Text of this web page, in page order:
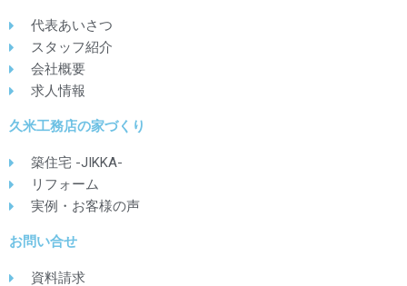
代表あいさつ
スタッフ紹介
会社概要
求人情報
久米工務店の家づくり
築住宅 -JIKKA-
リフォーム
実例・お客様の声
お問い合せ
資料請求